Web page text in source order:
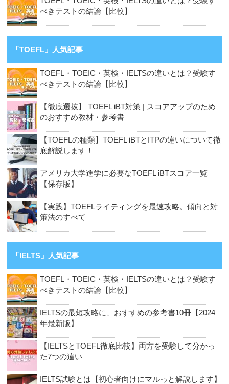
べきテストの結論【比較】
「TOEFL」人気記事
TOEFL・TOEIC・英検・IELTSの違いとは？受験す
べきテストの結論【比較】
【徹底選抜】 TOEFL iBT対策 | スコアアップのため
のおすすめ教材・参考書
【TOEFLの種類】TOEFL iBTとITPの違いについて徹
底解説します！
アメリカ大学進学に必要なTOEFL iBTスコア一覧
【保存版】
【実践】TOEFLライティングを最速攻略。傾向と対
策法のすべて
「IELTS」人気記事
TOEFL・TOEIC・英検・IELTSの違いとは？受験す
べきテストの結論【比較】
IELTSの最短攻略に、おすすめの参考書10冊【2024
年最新版】
【IELTSとTOEFL徹底比較】両方を受験して分かっ
た7つの違い
IELTS試験とは【初心者向けにマルっと解説します】